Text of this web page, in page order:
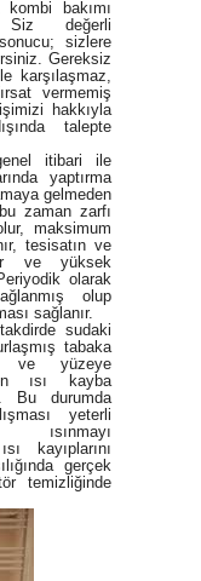
bakımı
Siz değerli
sizlere
Gereksiz
karşılaşmaz,
vermemiş
hakkıyla
talepte
itibari ile
yaptırma
gelmeden
zaman zarfı
maksimum
tesisatın ve
ve yüksek
olarak
olup
sağlanır.
sudaki
tabaka
ve yüzeye
ısı kayba
Bu durumda
yeterli
kayıplarını
gerçek
temizliğinde